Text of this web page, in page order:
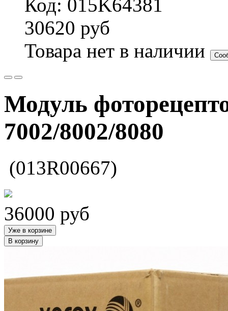
Код: 015K64381
30620 руб
Товара нет в наличии
Модуль
7002/8002/8080
(013R00667)
36000 руб
Уже в корзине
В корзину